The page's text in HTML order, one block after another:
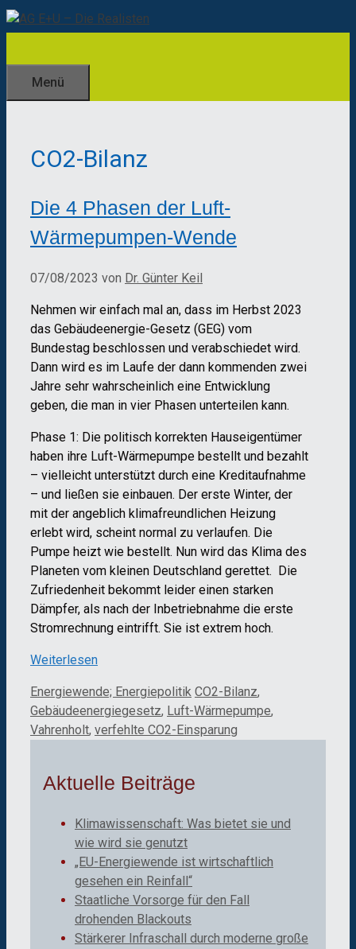
Zum
Inhalt
Menü
CO2-Bilanz
Die 4 Phasen der Luft-
Wärmepumpen-Wende
07/08/2023 von Dr. Günter Keil
Nehmen wir einfach mal an, dass im Herbst 2023
das Gebäudeenergie-Gesetz (GEG) vom
Bundestag beschlossen und verabschiedet wird.
Dann wird es im Laufe der dann kommenden zwei
Jahre sehr wahrscheinlich eine Entwicklung
geben, die man in vier Phasen unterteilen kann.
Phase 1: Die politisch korrekten Hauseigentümer
haben ihre Luft-Wärmepumpe bestellt und bezahlt
– vielleicht unterstützt durch eine Kreditaufnahme
– und ließen sie einbauen. Der erste Winter, der
mit der angeblich klimafreundlichen Heizung
erlebt wird, scheint normal zu verlaufen. Die
Pumpe heizt wie bestellt. Nun wird das Klima des
Planeten vom kleinen Deutschland gerettet. Die
Zufriedenheit bekommt leider einen starken
Dämpfer, als nach der Inbetriebnahme die erste
Stromrechnung eintrifft. Sie ist extrem hoch.
Weiterlesen
Kategorien
Energiewende; Energiepolitik Schlagwörter
CO2-Bilanz,
Gebäudeenergiegesetz, Luft-Wärmepumpe,
Vahrenholt, verfehlte CO2-Einsparung
Aktuelle Beiträge
Klimawissenschaft: Was bietet sie und
wie wird sie genutzt
„EU-Energiewende ist wirtschaftlich
gesehen ein Reinfall“
Staatliche Vorsorge für den Fall
drohenden Blackouts
Stärkerer Infraschall durch moderne große